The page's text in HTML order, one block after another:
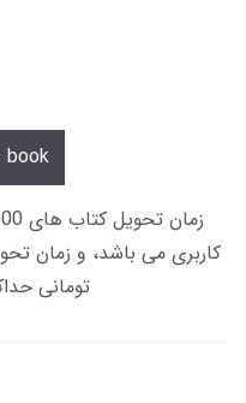
book
تومانی حداکثر 12 ساعت از طریق